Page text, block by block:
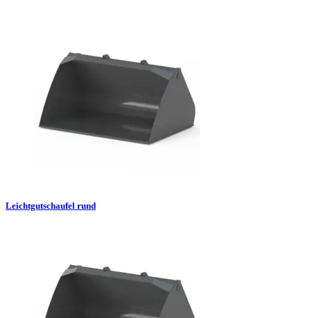
Leichtgutschaufel rund